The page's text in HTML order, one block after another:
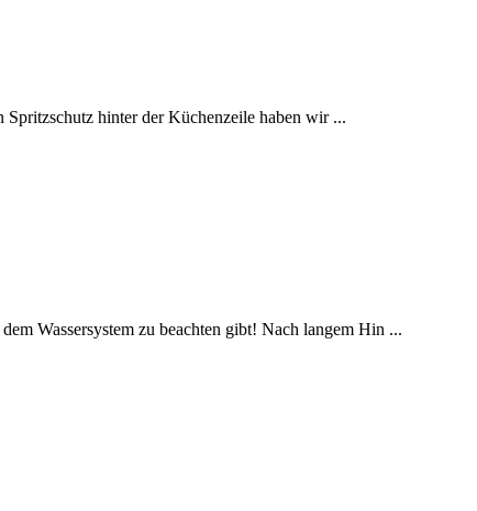
hinter der Küchenzeile haben wir ...
Wassersystem zu beachten gibt! Nach langem Hin ...